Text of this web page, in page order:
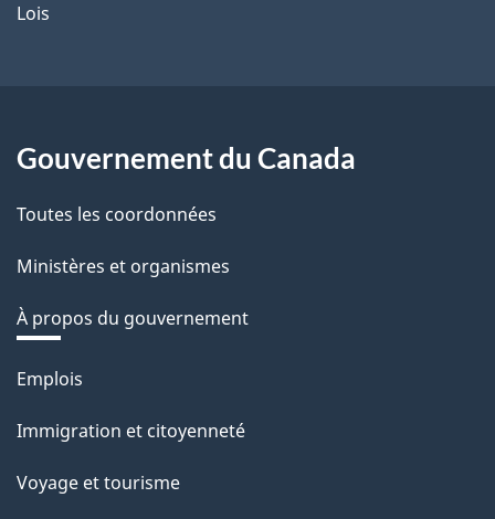
Lois
Gouvernement du Canada
Toutes les coordonnées
Ministères et organismes
À propos du gouvernement
Thèmes
sujets
Emplois
Immigration et citoyenneté
Voyage et tourisme